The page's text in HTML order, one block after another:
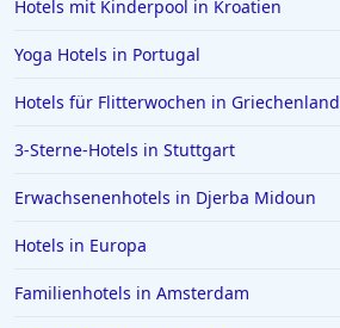
Hotels mit Kinderpool in Kroatien
Yoga Hotels in Portugal
Hotels für Flitterwochen in Griechenland
3-Sterne-Hotels in Stuttgart
Erwachsenenhotels in Djerba Midoun
Hotels in Europa
Familienhotels in Amsterdam